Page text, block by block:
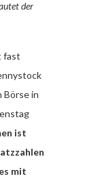
der
fast
Börse in
ist
mit